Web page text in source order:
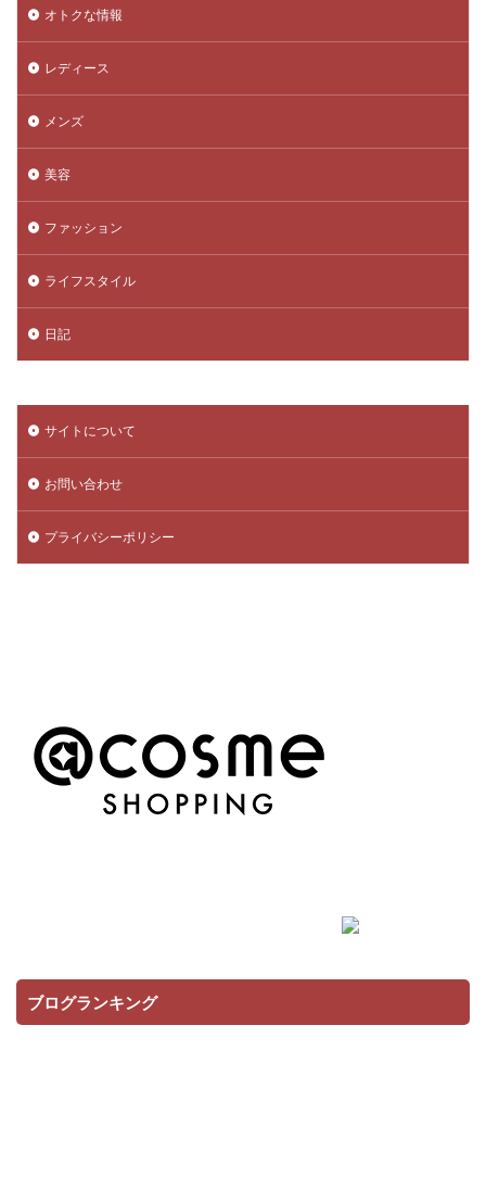
オトクな情報
レディース
メンズ
美容
ファッション
ライフスタイル
日記
サイトについて
お問い合わせ
プライバシーポリシー
ブログランキング